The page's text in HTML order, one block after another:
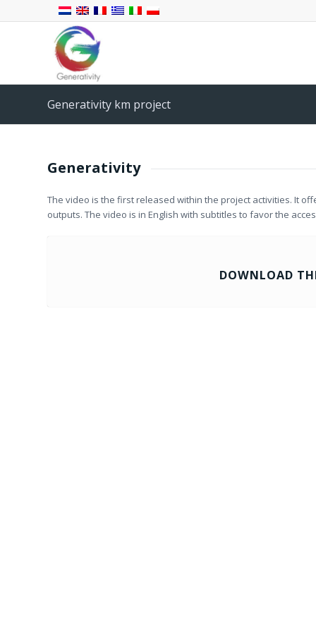
Generativity km project
Generativity
The video is the first released within the project activities. It
outputs. The video is in English with subtitles to favor the
DOWNLOAD